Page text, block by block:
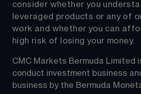
consider whether you
leveraged products or any of
work and whether you can
high risk of losing your money.
CMC Markets Bermuda Limited
conduct investment business
business by the Bermuda